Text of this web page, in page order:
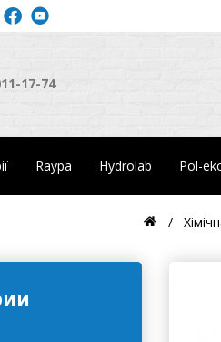
17-74
Raypa Hydrolab Pol-